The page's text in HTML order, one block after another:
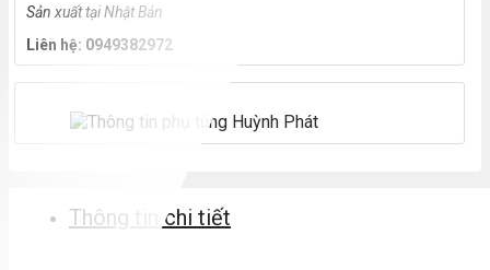
Sản xuất tại Nhật Bản
Liên hệ: 0949382972
Thông tin chi tiết